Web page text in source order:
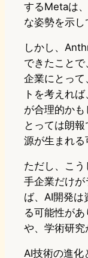
するMetaは
な姿勢を示し
しかし、
できたこと
企業にとって
トを考えれ
が合理的か
とっては朗
源が生まれる
ただし、こ
手企業だけ
ば、AI開発は
る可能性が
や、学術研究
AI技術の進化